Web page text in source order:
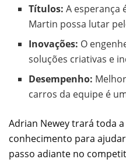
Títulos: A esperança
Martin possa lutar
Inovações: O
soluções criativas e
Desempenho:
carros da equipe é
Adrian Newey trará toda
conhecimento para
passo adiante no